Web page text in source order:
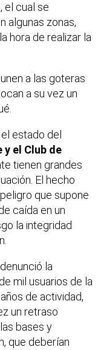
el cual se
algunas zonas,
hora de realizar la
a las goteras
a su vez un
estado del
y el Club de
tienen grandes
El hecho
que supone
caída en un
la integridad
la
mil usuarios de la
de actividad,
un retraso
bases y
que deberían